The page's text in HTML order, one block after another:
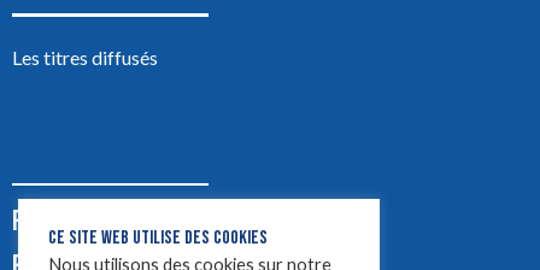
Les titres diffusés
PODCASTS
CE SITE WEB UTILISE DES COOKIES
Nous utilisons des cookies sur notre